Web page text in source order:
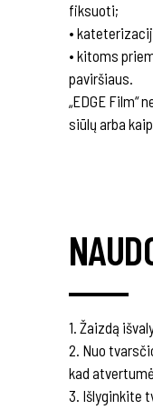
fiksuoti;
•
• kitoms
paviršiaus.
„EDGE Film“
siūlų arba
1. Žaizdą
2. Nuo
kad
3. Išlyginkite